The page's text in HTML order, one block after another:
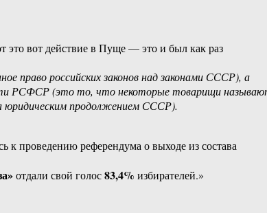
это вот действие в Пуще — это и был как раз
право российских законов над законами СССР), а
РСФСР (это то, что некоторые товарищи
юридическим продолжением СССР).
к проведению референдума о выходе из состава
отдали свой голос83,4% избирателей.»